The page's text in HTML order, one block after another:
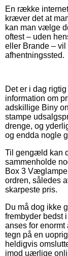
En række
kræver det at
kan man vælge
oftest – uden
eller Brande –
afhentningssted.
Det er i dag
information om
adskillige Biny
stampe
drenge, og
og endda nogle
Til gengæld kan
sammenholde
Box 3
ordren, således
skarpeste pris.
Du må dog ikke
frembyder bedst
anses for
tegn på en
heldigvis
imod uærlige